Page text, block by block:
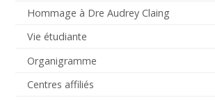
Hommage à Dre Audrey Claing
Vie étudiante
Organigramme
Centres affiliés